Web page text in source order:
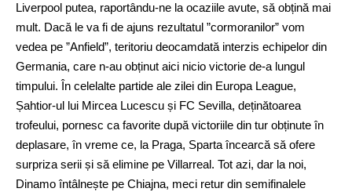
Liverpool putea, raportându-ne la ocaziile avute, să obțină mai
mult. Dacă le va fi de ajuns rezultatul ”cormoranilor” vom
vedea pe ”Anfield”, teritoriu deocamdată interzis echipelor din
Germania, care n-au obținut aici nicio victorie de-a lungul
timpului. În celelalte partide ale zilei din Europa League,
Șahtior-ul lui Mircea Lucescu și FC Sevilla, deținătoarea
trofeului, pornesc ca favorite după victoriile din tur obținute în
deplasare, în vreme ce, la Praga, Sparta încearcă să ofere
surpriza serii și să elimine pe Villarreal. Tot azi, dar la noi,
Dinamo întâlnește pe Chiajna, meci retur din semifinalele